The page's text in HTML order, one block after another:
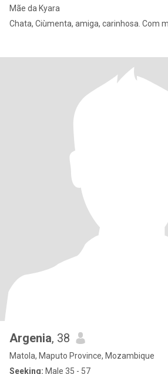
Mãe da Kyara
Chata, Ciùmenta, amiga, carinhosa. Com
Argenia, 38
Matola, Maputo Province, Mozambique
Seeking: Male 35 - 57